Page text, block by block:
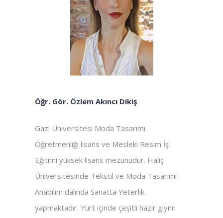
Öğr. Gör. Özlem Akıncı Dikiş
Gazi Üniversitesi Moda Tasarımı
Öğretmenliği lisans ve Mesleki Resim İş
Eğitimi yüksek lisans mezunudur. Haliç
Üniversitesinde Tekstil ve Moda Tasarımı
Anabilim dalında Sanatta Yeterlik
yapmaktadır. Yurt içinde çeşitli hazır giyim